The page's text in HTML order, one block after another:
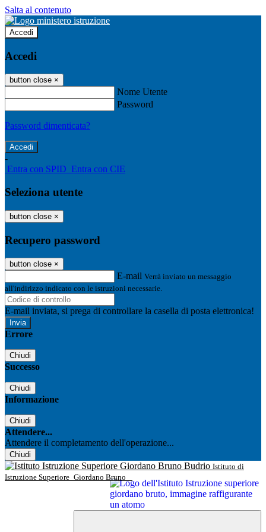
Salta al contenuto
Accedi
Accedi
button close ×
Nome Utente
Password
Password dimenticata?
-
Entra con SPID Entra con CIE
Seleziona utente
button close ×
Recupero password
button close ×
E-mail Verrà inviato un messaggio
all'indirizzo indicato con le istruzioni necessarie.
E-mail inviata, si prega di controllare la casella di posta elettronica!
Errore
Chiudi
Successo
Chiudi
Informazione
Chiudi
Attendere...
Attendere il completamento dell'operazione...
Chiudi
Istituto di
Istruzione Superiore Giordano Bruno